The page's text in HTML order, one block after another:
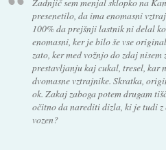
presenetilo, da ima enomasni
100% da prejšnji lastnik ni delal
enomasni, ker je bilo še vse
zato, ker med vožnjo do zdaj
prestavljanju kaj cukal, tresel, kar
dvomasne vztrajnike. Skratka,
ok. Zakaj zaboga potem drugam
očitno da narediti dizla, ki je tudi z
vozen?